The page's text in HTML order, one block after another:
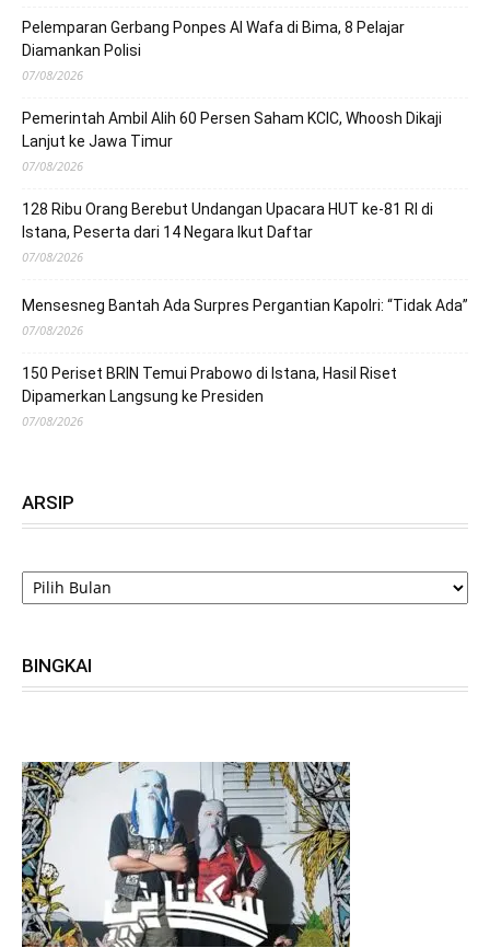
Pelemparan Gerbang Ponpes Al Wafa di Bima, 8 Pelajar
Diamankan Polisi
07/08/2026
Pemerintah Ambil Alih 60 Persen Saham KCIC, Whoosh Dikaji
Lanjut ke Jawa Timur
07/08/2026
128 Ribu Orang Berebut Undangan Upacara HUT ke-81 RI di
Istana, Peserta dari 14 Negara Ikut Daftar
07/08/2026
Mensesneg Bantah Ada Surpres Pergantian Kapolri: “Tidak Ada”
07/08/2026
150 Periset BRIN Temui Prabowo di Istana, Hasil Riset
Dipamerkan Langsung ke Presiden
07/08/2026
ARSIP
ARSIP
BINGKAI